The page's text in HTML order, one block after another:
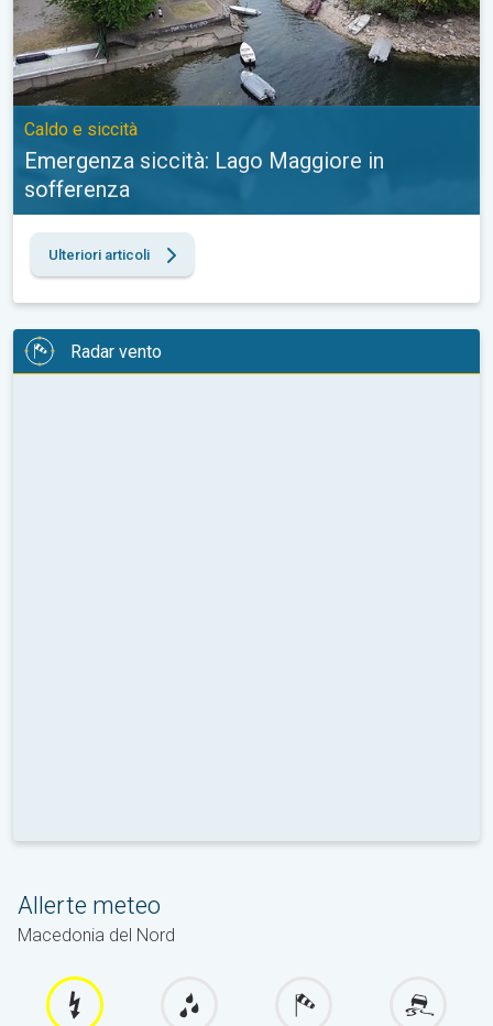
Caldo e siccità
Emergenza siccità: Lago Maggiore in
sofferenza
Ulteriori articoli
Radar vento
Allerte meteo
Macedonia del Nord